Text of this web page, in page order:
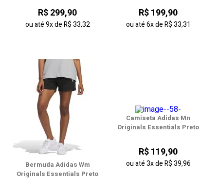
R$ 299,90
ou até9xdeR$ 33,32
R$ 199,90
ou até6xdeR$ 33,31
Bermuda Adidas Wm
Originals Essentials Preto
Camiseta Adidas Mn
Originals Essentials Preto
R$ 119,90
ou até3xdeR$ 39,96